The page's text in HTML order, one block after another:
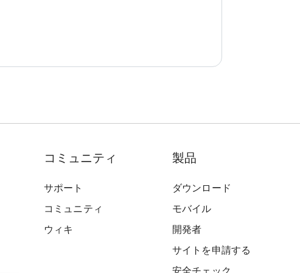
コミュニティ
サポート
コミュニティ
ウィキ
製品
ダウンロード
モバイル
開発者
サイトを申請する